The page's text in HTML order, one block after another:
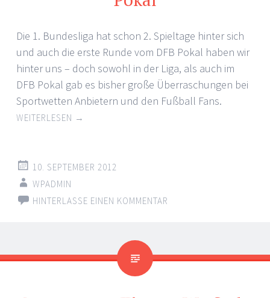
Die 1. Bundesliga hat schon 2. Spieltage hinter sich
und auch die erste Runde vom DFB Pokal haben wir
hinter uns – doch sowohl in der Liga, als auch im
DFB Pokal gab es bisher große Überraschungen bei
Sportwetten Anbietern und den Fußball Fans.
WEITERLESEN →
10. SEPTEMBER 2012
WPADMIN
HINTERLASSE EINEN KOMMENTAR